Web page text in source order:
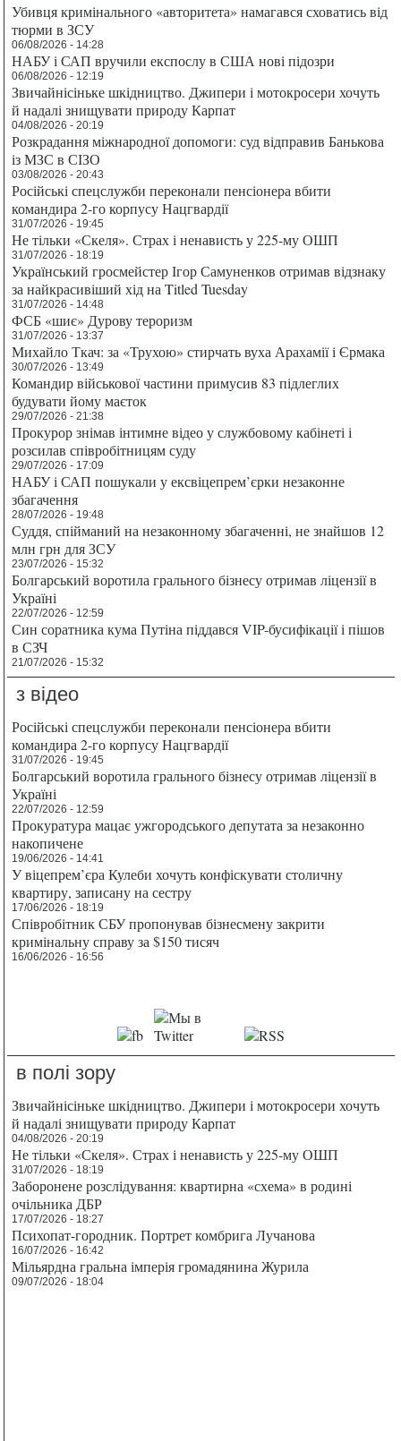
Убивця кримінального «авторитета» намагався сховатись від
тюрми в ЗСУ
06/08/2026 - 14:28
НАБУ і САП вручили експослу в США нові підозри
06/08/2026 - 12:19
Звичайнісіньке шкідництво. Джипери і мотокросери хочуть
й надалі знищувати природу Карпат
04/08/2026 - 20:19
Розкрадання міжнародної допомоги: суд відправив Банькова
із МЗС в СІЗО
03/08/2026 - 20:43
Російські спецслужби переконали пенсіонера вбити
командира 2-го корпусу Нацгвардії
31/07/2026 - 19:45
Не тільки «Скеля». Страх і ненависть у 225-му ОШП
31/07/2026 - 18:19
Український гросмейстер Ігор Самуненков отримав відзнаку
за найкрасивіший хід на Titled Tuesday
31/07/2026 - 14:48
ФСБ «шиє» Дурову тероризм
31/07/2026 - 13:37
Михайло Ткач: за «Трухою» стирчать вуха Арахамії і Єрмака
30/07/2026 - 13:49
Командир військової частини примусив 83 підлеглих
будувати йому маєток
29/07/2026 - 21:38
Прокурор знімав інтимне відео у службовому кабінеті і
розсилав співробітницям суду
29/07/2026 - 17:09
НАБУ і САП пошукали у ексвіцепрем’єрки незаконне
збагачення
28/07/2026 - 19:48
Суддя, спійманий на незаконному збагаченні, не знайшов 12
млн грн для ЗСУ
23/07/2026 - 15:32
Болгарський воротила грального бізнесу отримав ліцензії в
Україні
22/07/2026 - 12:59
Син соратника кума Путіна піддався VIP-бусифікації і пішов
в СЗЧ
21/07/2026 - 15:32
з відео
Російські спецслужби переконали пенсіонера вбити
командира 2-го корпусу Нацгвардії
31/07/2026 - 19:45
Болгарський воротила грального бізнесу отримав ліцензії в
Україні
22/07/2026 - 12:59
Прокуратура мацає ужгородського депутата за незаконно
накопичене
19/06/2026 - 14:41
У віцепрем’єра Кулеби хочуть конфіскувати столичну
квартиру, записану на сестру
17/06/2026 - 18:19
Співробітник СБУ пропонував бізнесмену закрити
кримінальну справу за $150 тисяч
16/06/2026 - 16:56
в полі зору
Звичайнісіньке шкідництво. Джипери і мотокросери хочуть
й надалі знищувати природу Карпат
04/08/2026 - 20:19
Не тільки «Скеля». Страх і ненависть у 225-му ОШП
31/07/2026 - 18:19
Заборонене розслідування: квартирна «схема» в родині
очільника ДБР
17/07/2026 - 18:27
Психопат-городник. Портрет комбрига Лучанова
16/07/2026 - 16:42
Мільярдна гральна імперія громадянина Журила
09/07/2026 - 18:04